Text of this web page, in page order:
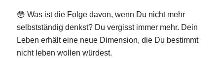
😳 Was ist die Folge davon, wenn Du nicht mehr
selbstständig denkst? Du vergisst immer mehr. Dein
Leben erhält eine neue Dimension, die Du bestimmt
nicht leben wollen würdest.